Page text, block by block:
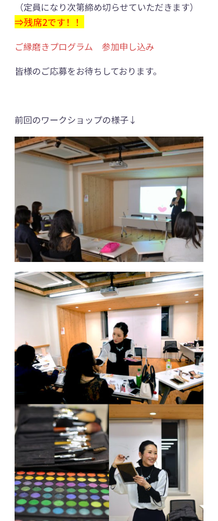
（定員になり次第締め切らせていただきます）
⇒残席2です！！
ご縁磨きプログラム 参加申し込み
皆様のご応募をお待ちしております。
前回のワークショップの様子↓